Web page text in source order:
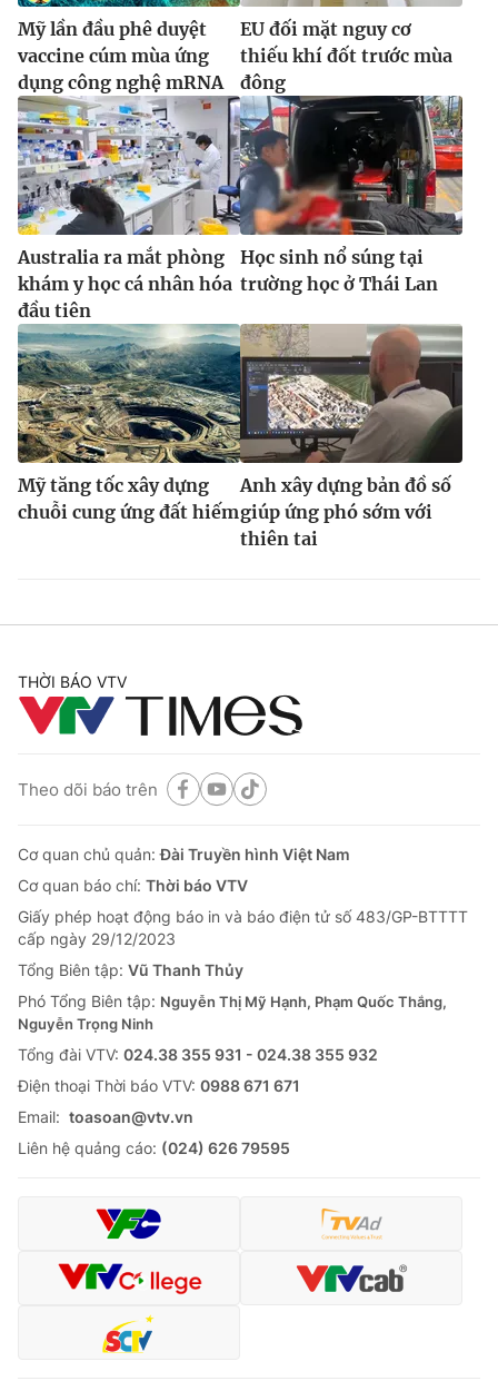
Mỹ lần đầu phê duyệt
vaccine cúm mùa ứng
dụng công nghệ mRNA
EU đối mặt nguy cơ
thiếu khí đốt trước mùa
đông
Australia ra mắt phòng
khám y học cá nhân hóa
đầu tiên
Học sinh nổ súng tại
trường học ở Thái Lan
Mỹ tăng tốc xây dựng
chuỗi cung ứng đất hiếm
Anh xây dựng bản đồ số
giúp ứng phó sớm với
thiên tai
THỜI BÁO VTV
Theo dõi báo trên
Cơ quan chủ quản:Đài Truyền hình Việt Nam
Cơ quan báo chí: Thời báo VTV
Giấy phép hoạt động báo in và báo điện tử số 483/GP-BTTTT
cấp ngày 29/12/2023
Tổng Biên tập: Vũ Thanh Thủy
Phó Tổng Biên tập: Nguyễn Thị Mỹ Hạnh, Phạm Quốc Thắng,
Nguyễn Trọng Ninh
Tổng đài VTV: 024.38 355 931 - 024.38 355 932
Ðiện thoại Thời báo VTV: 0988 671 671
Email: toasoan@vtv.vn
Liên hệ quảng cáo: (024) 626 79595